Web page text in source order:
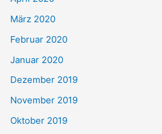
März 2020
Februar 2020
Januar 2020
Dezember 2019
November 2019
Oktober 2019